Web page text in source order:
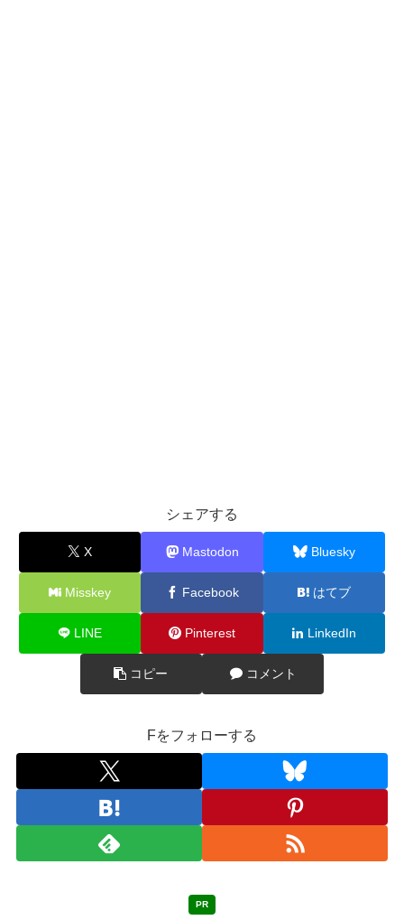
シェアする
X Mastodon Bluesky
Misskey Facebook はてブ
LINE Pinterest LinkedIn
コピー コメント
Fをフォローする
PR